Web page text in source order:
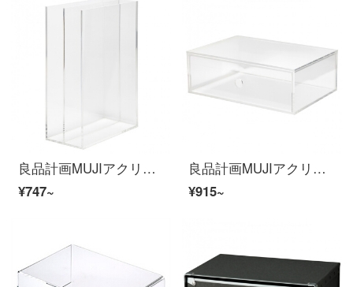
良品計画MUJIアクリル小物棚デスクトップ収納透明
¥747~
良品計画MUJIアクリル小物収納箱1段デスクトップ収納透明252 x 170 x 87 mm
¥915~